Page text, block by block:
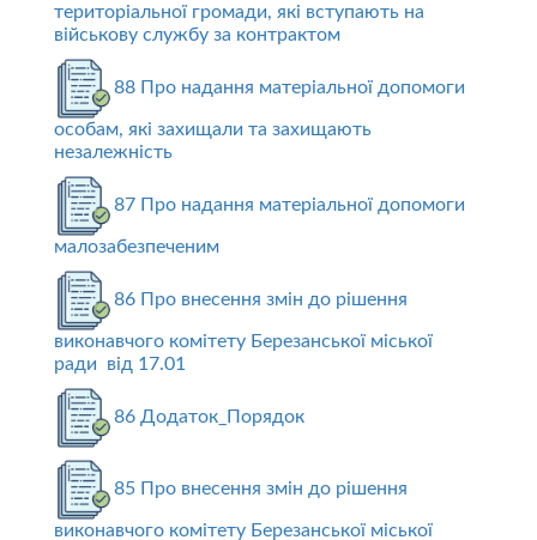
територіальної громади, які вступають на
військову службу за контрактом
88 Про надання матеріальної допомоги
особам, які захищали та захищають
незалежність
87 Про надання матеріальної допомоги
малозабезпеченим
86 Про внесення змін до рішення
виконавчого комітету Березанської міської
ради від 17.01
86 Додаток_Порядок
85 Про внесення змін до рішення
виконавчого комітету Березанської міської